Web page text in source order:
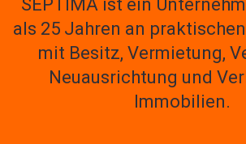
als 25 Jahren an
mit Besitz, Vermietung,
Neuausrichtung und
Immobilien.